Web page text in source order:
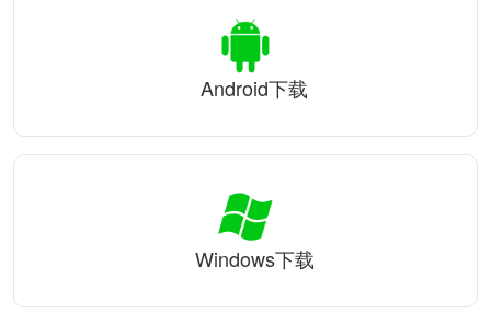
Android下载
Windows下载